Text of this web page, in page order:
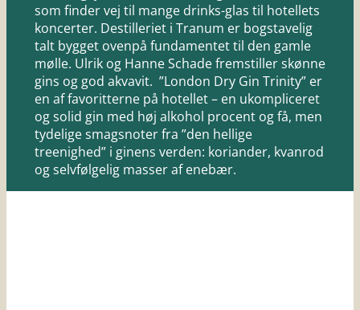
som finder vej til mange drinks-glas til hotellets
koncerter. Destilleriet i Tranum er bogstavelig
talt bygget ovenpå fundamentet til den gamle
mølle. Ulrik og Hanne Schade fremstiller skønne
gins og god akvavit. ”London Dry Gin Trinity” er
en af favoritterne på hotellet – en ukompliceret
og solid gin med høj alkohol procent og få, men
tydelige smagsnoter fra ”den hellige
treenighed” i ginens verden: koriander, kvanrod
og selvfølgelig masser af enebær.